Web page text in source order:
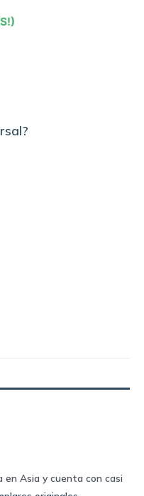
en Asia y cuenta con casi